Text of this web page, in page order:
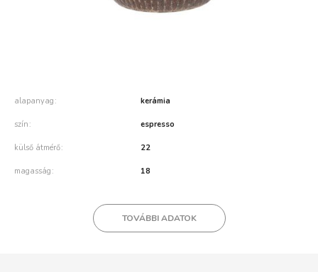
alapanyag kerámia
szín espresso
külső átmérő 22
magasság 18
TOVÁBBI ADATOK